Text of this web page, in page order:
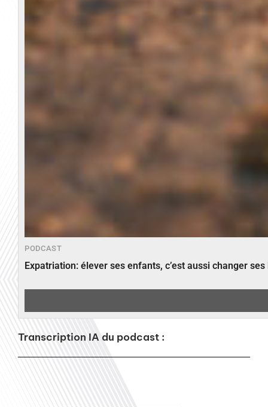
PODCAST
Expatriation: élever ses enfants, c’est aussi changer
Transcription IA du podcast :